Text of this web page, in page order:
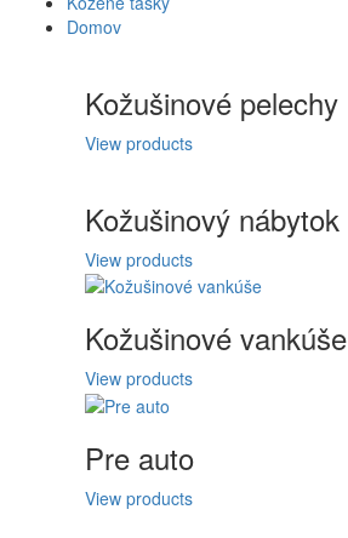
Domov
Kožušinové pelechy
View products
Kožušinový nábytok
View products
Kožušinové vankúše
View products
Pre auto
View products